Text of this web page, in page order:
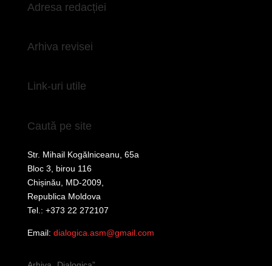
Adresa redacției
Arhiva revisei
Link-uri utile
Caută pe site
Str. Mihail Kogălniceanu, 65a
Bloc 3, birou 116
Chișinău, MD-2009,
Republica Moldova
Tel.: +373 22 272107
Email: dialogica.asm@gmail.com